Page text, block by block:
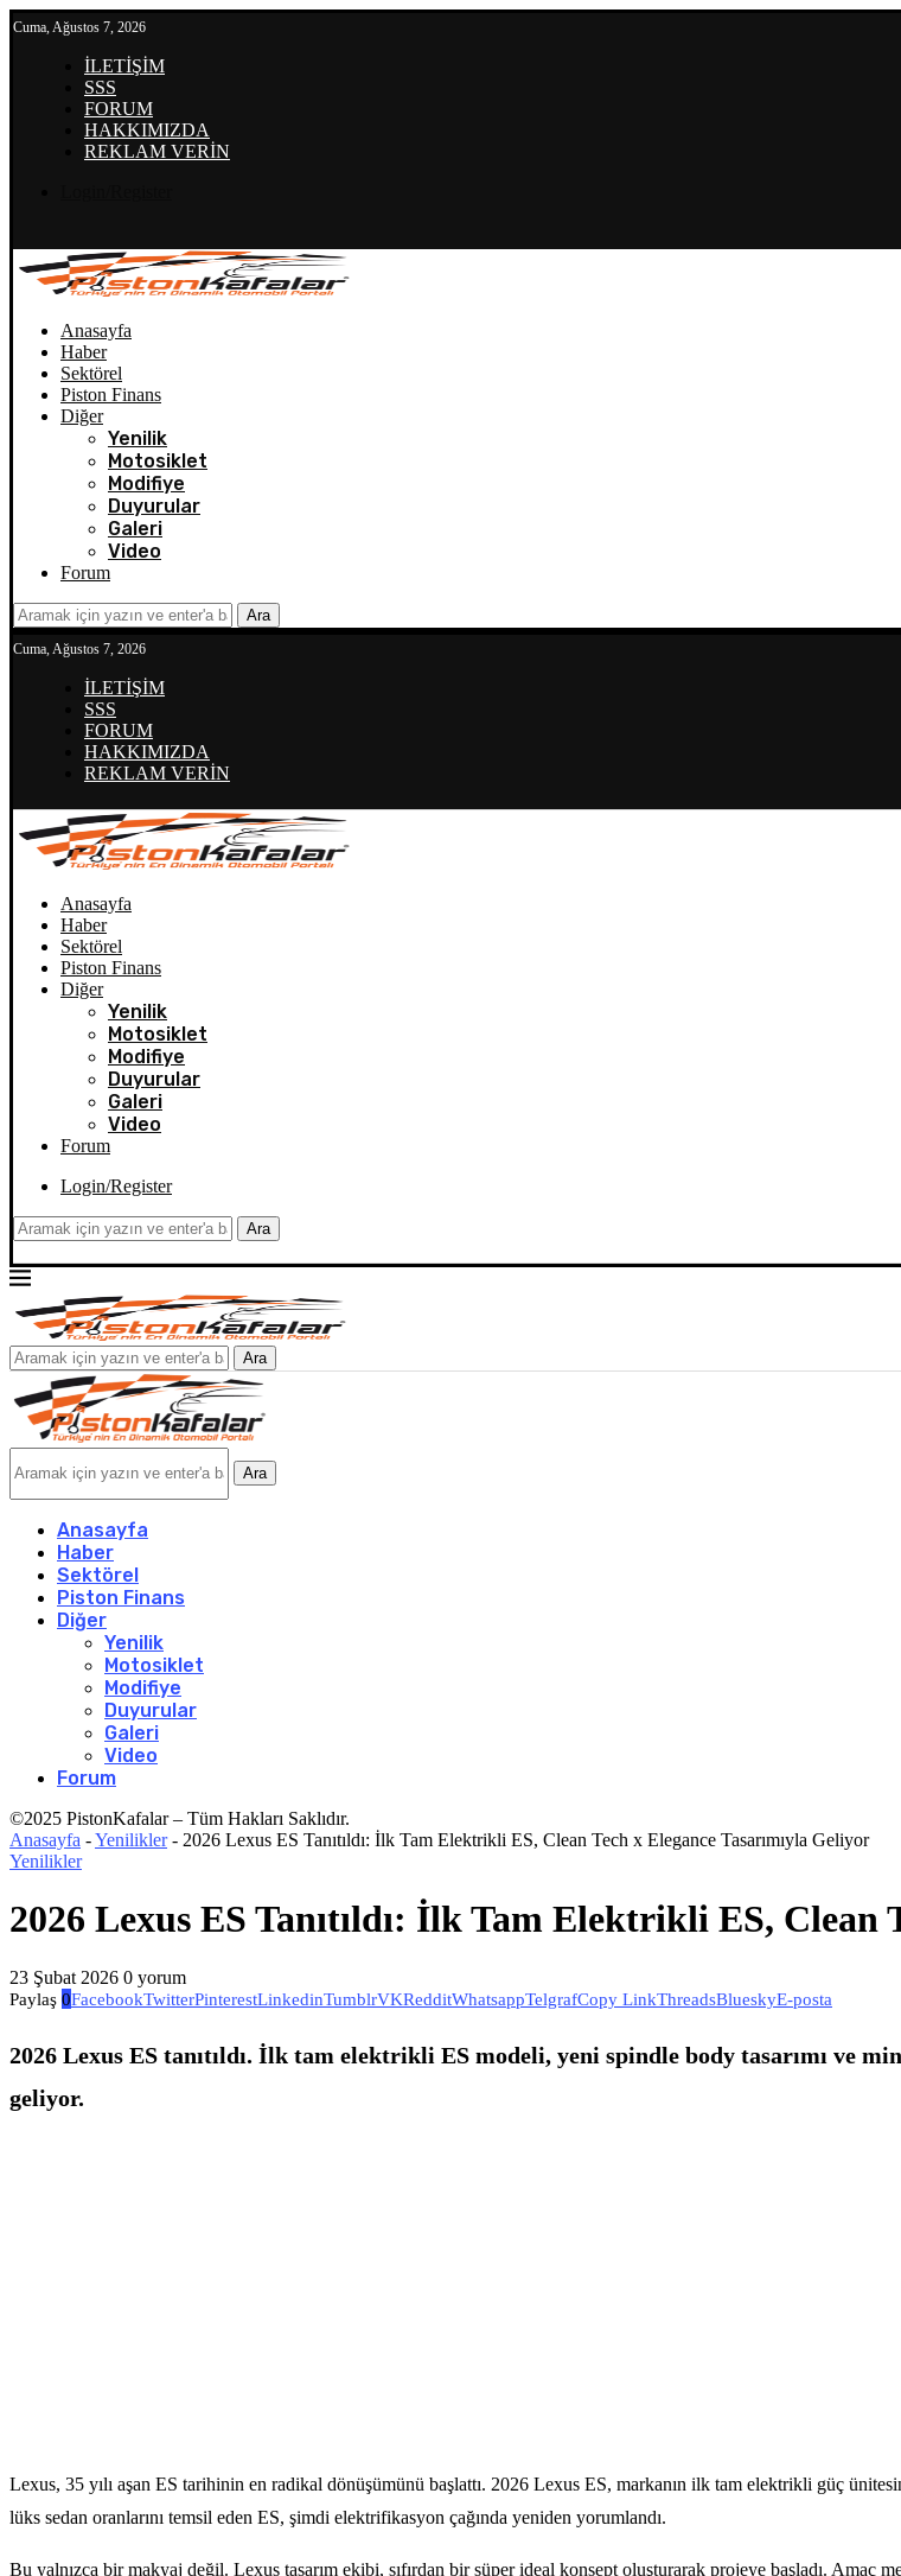
Cuma, Ağustos 7, 2026
İLETİŞİM
SSS
FORUM
HAKKIMIZDA
REKLAM VERİN
Anasayfa
Haber
Sektörel
Piston Finans
Diğer
Yenilik
Motosiklet
Modifiye
Duyurular
Galeri
Video
Forum
Ara
Cuma, Ağustos 7, 2026
İLETİŞİM
SSS
FORUM
HAKKIMIZDA
REKLAM VERİN
Anasayfa
Haber
Sektörel
Piston Finans
Diğer
Yenilik
Motosiklet
Modifiye
Duyurular
Galeri
Video
Forum
Login/Register
Ara
Ara
Ara
Anasayfa
Haber
Sektörel
Piston Finans
Diğer
Yenilik
Motosiklet
Modifiye
Duyurular
Galeri
Video
Forum
©2025 PistonKafalar – Tüm Hakları Saklıdır.
Anasayfa -Yenilikler- 2026 Lexus ES Tanıtıldı: İlk Tam Elektrikli ES, Clean Tech x Elegance Tasarımıyla Geliyor
Yenilikler
2026 Lexus ES Tanıtıldı: İlk Tam Elektrikli ES, Clean
23 Şubat 2026 0 yorum
Paylaş 0FacebookTwitterPinterestLinkedinTumblrVKRedditWhatsappTelgrafCopy LinkThreadsBlueskyE-posta
2026 Lexus ES tanıtıldı. İlk tam elektrikli ES modeli, yeni spindle body tasarımı ve
geliyor.
Lexus, 35 yılı aşan ES tarihinin en radikal dönüşümünü başlattı. 2026 Lexus ES, markanın ilk tam elektrikli güç
lüks sedan oranlarını temsil eden ES, şimdi elektrifikasyon çağında yeniden yorumlandı.
Bu yalnızca bir makyaj değil. Lexus tasarım ekibi, sıfırdan bir süper ideal konsept oluşturarak projeye başladı. Amaç